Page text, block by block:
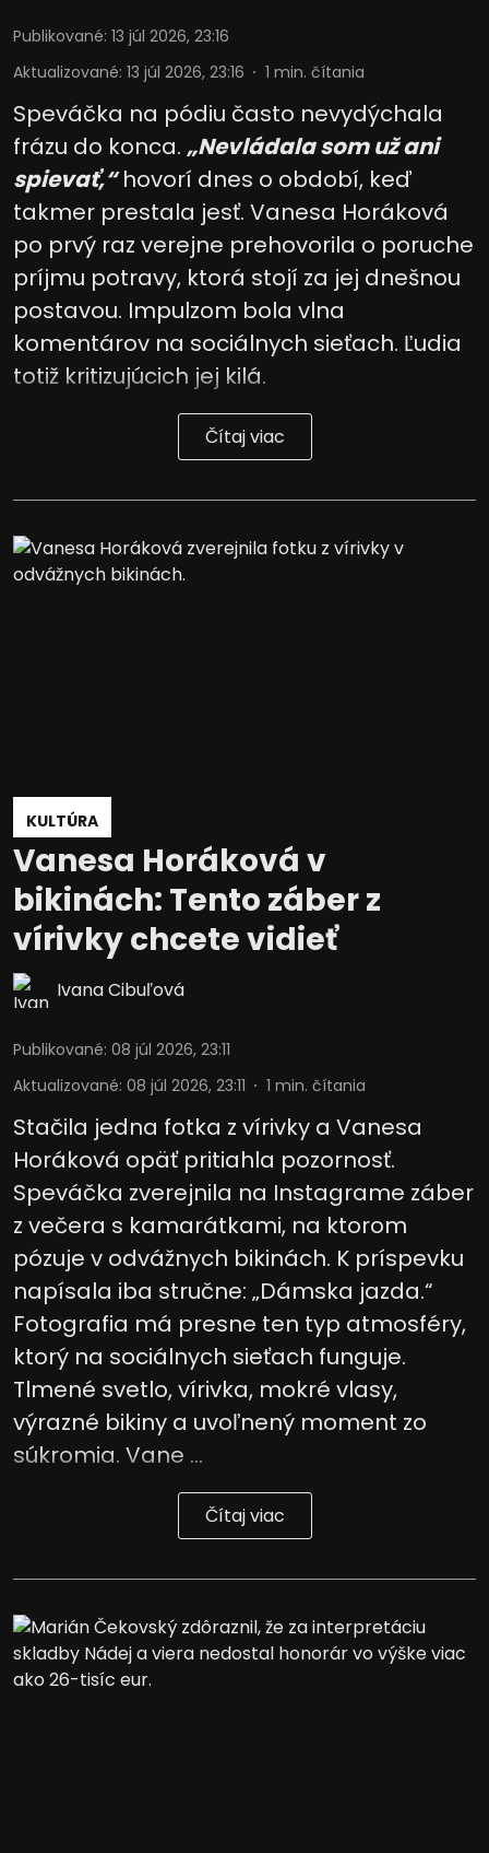
Publikované: 13 júl 2026, 23:16
Aktualizované: 13 júl 2026, 23:16 1 min. čítania
Speváčka na pódiu často nevydýchala
frázu do konca. „Nevládala som už ani
spievať,“hovorí dnes o období, keď
takmer prestala jesť. Vanesa Horáková
po prvý raz verejne prehovorila o poruche
príjmu potravy, ktorá stojí za jej dnešnou
postavou. Impulzom bola vlna
komentárov na sociálnych sieťach. Ľudia
totiž kritizujúcich jej kilá.
Čítaj viac
KULTÚRA
Vanesa Horáková v
bikinách: Tento záber z
vírivky chcete vidieť
Ivana Cibuľová
Publikované: 08 júl 2026, 23:11
Aktualizované: 08 júl 2026, 23:11 1 min. čítania
Stačila jedna fotka z vírivky a Vanesa
Horáková opäť pritiahla pozornosť.
Speváčka zverejnila na Instagrame záber
z večera s kamarátkami, na ktorom
pózuje v odvážnych bikinách. K príspevku
napísala iba stručne: „Dámska jazda.“
Fotografia má presne ten typ atmosféry,
ktorý na sociálnych sieťach funguje.
Tlmené svetlo, vírivka, mokré vlasy,
výrazné bikiny a uvoľnený moment zo
súkromia. Vane ...
Čítaj viac